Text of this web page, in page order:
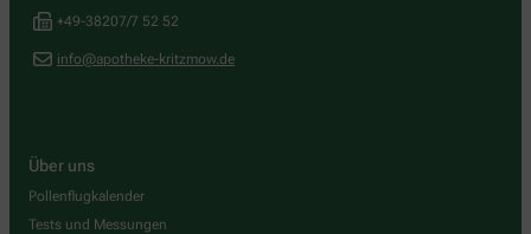
+49-38207/7 52 52
info@apotheke-kritzmow.de
Über uns
Pollenflugkalender
Tests und Messungen